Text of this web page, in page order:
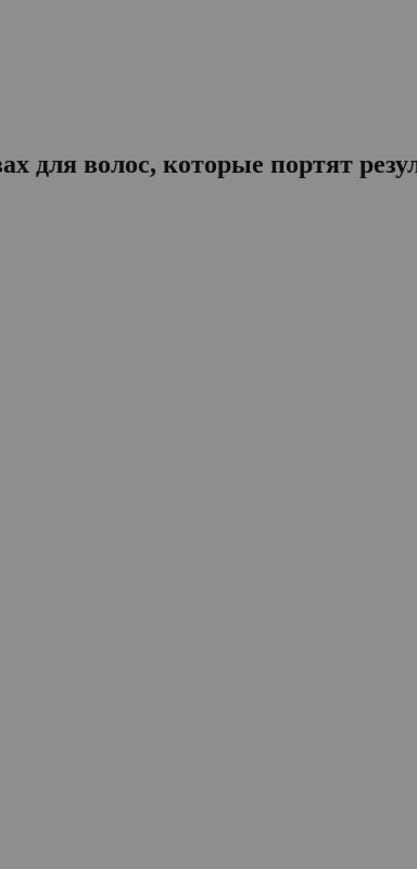
для волос, которые портят